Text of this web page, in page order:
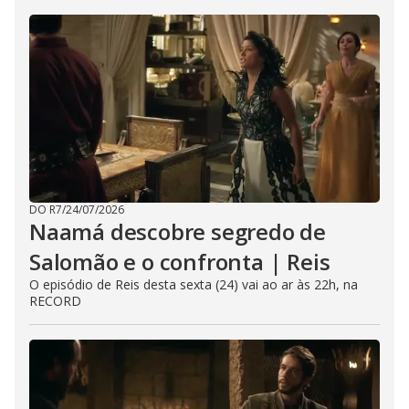
DO R7/24/07/2026
Naamá descobre segredo de
Salomão e o confronta | Reis
O episódio de Reis desta sexta (24) vai ao ar às 22h, na
RECORD